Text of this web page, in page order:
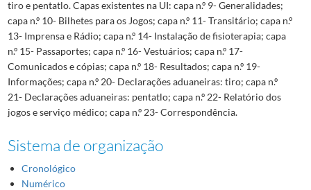
tiro e pentatlo. Capas existentes na UI: capa n.º 9- Generalidades;
capa n.º 10- Bilhetes para os Jogos; capa n.º 11- Transitário; capa n.º
13- Imprensa e Rádio; capa n.º 14- Instalação de fisioterapia; capa
n.º 15- Passaportes; capa n.º 16- Vestuários; capa n.º 17-
Comunicados e cópias; capa n.º 18- Resultados; capa n.º 19-
Informações; capa n.º 20- Declarações aduaneiras: tiro; capa n.º
21- Declarações aduaneiras: pentatlo; capa n.º 22- Relatório dos
jogos e serviço médico; capa n.º 23- Correspondência.
Sistema de organização
Cronológico
Numérico